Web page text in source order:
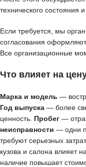
технического состояния
Если требуется, мы
согласования
Все организационные
Что влияет на
Марка и модель —
Год выпуска — более
ценность. Пробег —
неисправности — одни
требуют серьезных
кузова и салона влияет
наличие повышает